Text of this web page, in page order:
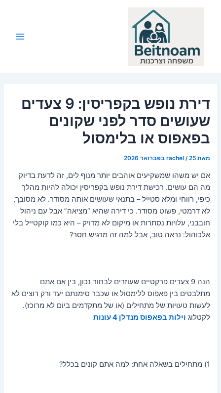
דירת נופש בקפריסין: 9 צעדים
שעושים סדר לפני שקונים
בפאפוס או בלימסול
מאת rachel /25 בפברואר 2026
אם יש משהו שמשקיעים אוהבים יותר מנוף לים, זה לדעת בדיוק
מה הם עושים. רכישת דירת נופש בקפריסין יכולה להיות מהלך
כיפי, רווחי ומלא סטייל – בתנאי שעושים אותה מסודר. לא מסובך,
לא דרמטי, פשוט מסודר. כי דירה שהיא “מציאה” אבל עם ניהול
חובבני, עלויות נסתרות או מיקום לא מדויק – היא כמו קוקטייל בלי
אלכוהול: נראה טוב, אבל למה זה מרגיש חסר?
הנה 9 צעדים פרקטיים שעוזרים לבחור נכון, בין אם אתם
מתלבטים בין פאפוס ללימסול או שכבר סימנתם יעד ורק רוצים לא
לעשות טעויות של מתחילים (או של מתקדמים ביום לא מרוכז).
לקטלוג וילות בפאפוס מנדלן 4 עונות
1) מתחילים בשאלה אחת: למה אתם קונים בכלל?